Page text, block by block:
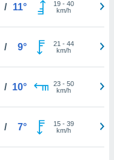
/ 11° 19- 40
km/h
/ 9° 21 - 44
km/h
/ 10° 23- 50
km/h
/ 7° 15- 39
km/h